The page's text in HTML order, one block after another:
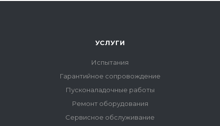
УСЛУГИ
Испытания
Гарантийное сопровождение
Пусконаладочные работы
Ремонт оборудования
Сервисное обслуживание